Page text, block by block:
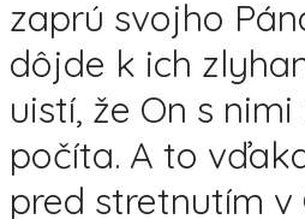
zaprú svojho
dôjde k ich
uistí, že On s
počíta. A to
pred stretnutím v